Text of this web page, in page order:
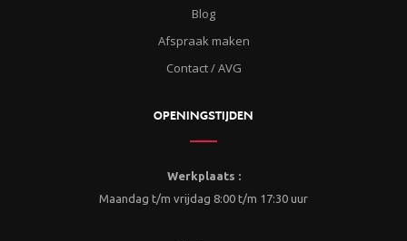
Blog
Afspraak maken
Contact / AVG
OPENINGSTIJDEN
Werkplaats :
Maandag t/m vrijdag 8:00 t/m 17:30 uur